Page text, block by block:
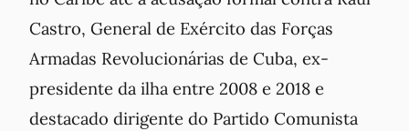
Castro, General de Exército das Forças
Armadas Revolucionárias de Cuba, ex-
presidente da ilha entre 2008 e 2018 e
destacado dirigente do Partido Comunista